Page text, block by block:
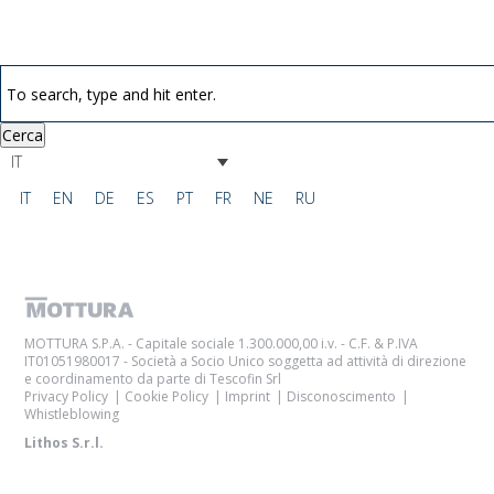
Cerca
IT
IT
EN DE ES PT FR NE RU
MOTTURA S.P.A. - Capitale sociale 1.300.000,00 i.v. - C.F. & P.IVA
IT01051980017 - Società a Socio Unico soggetta ad attività di direzione
e coordinamento da parte di Tescofin Srl
Privacy Policy
Cookie Policy Imprint
Disconoscimento
Whistleblowing
Lithos S.r.l.